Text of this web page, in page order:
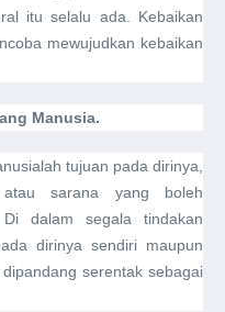
itu selalu ada. Kebaikan
mewujudkan kebaikan
Manusia.
tujuan pada dirinya,
sarana yang boleh
Di dalam segala tindakan
dirinya sendiri maupun
serentak sebagai